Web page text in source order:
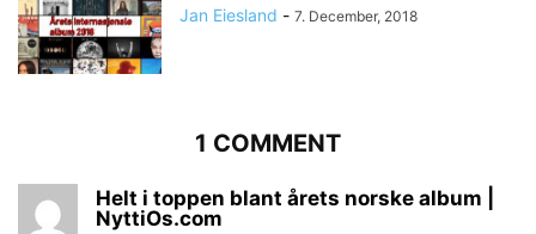
Jan Eiesland - 7. December, 2018
1 COMMENT
Helt i toppen blant årets norske album |
NyttiOs.com